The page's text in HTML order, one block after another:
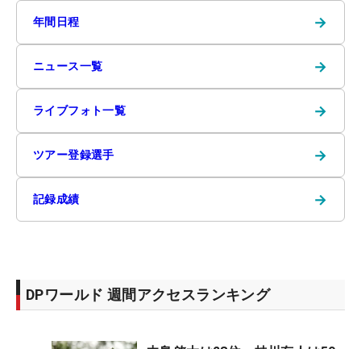
年間日程 →
ニュース一覧 →
ライブフォト一覧 →
ツアー登録選手 →
記録成績 →
DPワールド 週間アクセスランキング